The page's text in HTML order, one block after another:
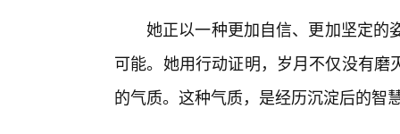
她正以一种更加自信、更加坚定的
可能。她用行动证明，岁月不仅没有
的气质。这种气质，是经历沉淀后的智